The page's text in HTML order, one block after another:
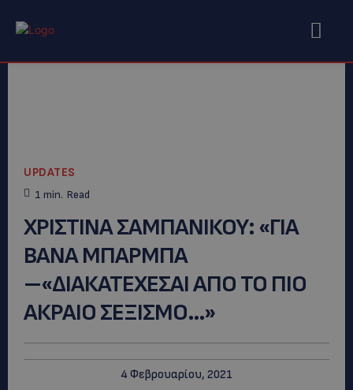
UPDATES
1 min. Read
ΧΡΙΣΤΙΝΑ ΣΑΜΠΑΝΙΚΟΥ: «ΓΙΑ
ΒΑΝΑ ΜΠΑΡΜΠΑ
–«ΔΙΑΚΑΤΕΧΕΣΑΙ ΑΠΟ ΤΟ ΠΙΟ
ΑΚΡΑΙΟ ΣΕΞΙΣΜΟ…»
4 Φεβρουαρίου, 2021